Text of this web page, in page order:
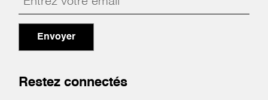
Envoyer
Restez connectés